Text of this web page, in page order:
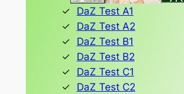
DaZ Test A1
DaZ Test A2
DaZ Test B1
DaZ Test B2
DaZ Test C1
DaZ Test C2